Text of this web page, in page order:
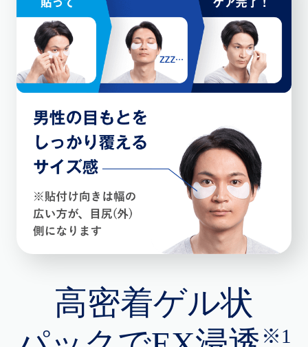
高密着ゲル状
※1